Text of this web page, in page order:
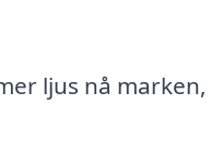
ljus nå marken,